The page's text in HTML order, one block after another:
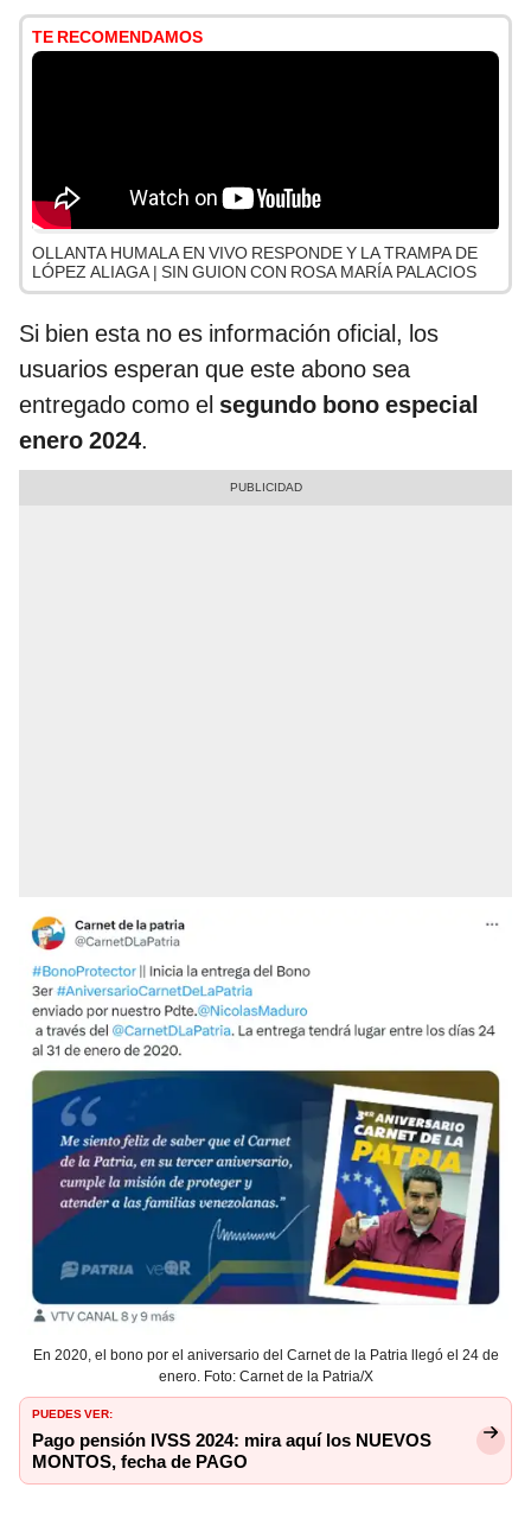
TE RECOMENDAMOS
OLLANTA HUMALA EN VIVO RESPONDE Y LA TRAMPA DE
LÓPEZ ALIAGA | SIN GUION CON ROSA MARÍA PALACIOS
Si bien esta no es información oficial, los
usuarios esperan que este abono sea
entregado como el segundo bono especial
enero 2024.
En 2020, el bono por el aniversario del Carnet de la Patria llegó el 24 de
enero. Foto: Carnet de la Patria/X
PUEDES VER:
Pago pensión IVSS 2024: mira aquí los NUEVOS
MONTOS, fecha de PAGO